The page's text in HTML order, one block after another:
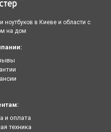
ноутбуков в Киеве и области с
на дом
и оплата
техника